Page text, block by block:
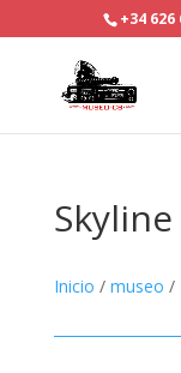
+34 626
Inicio / museo /